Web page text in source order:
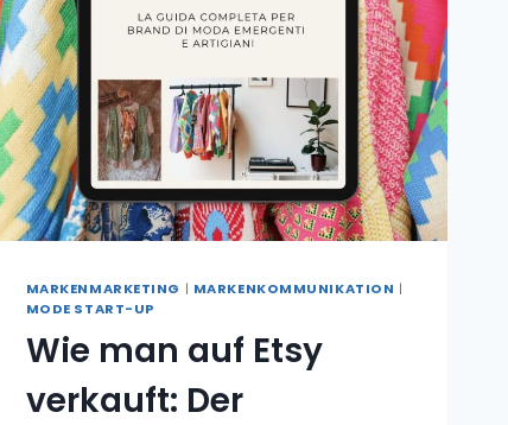
MARKENMARKETING | MARKENKOMMUNIKATION |
MODE START-UP
Wie man auf Etsy
verkauft: Der